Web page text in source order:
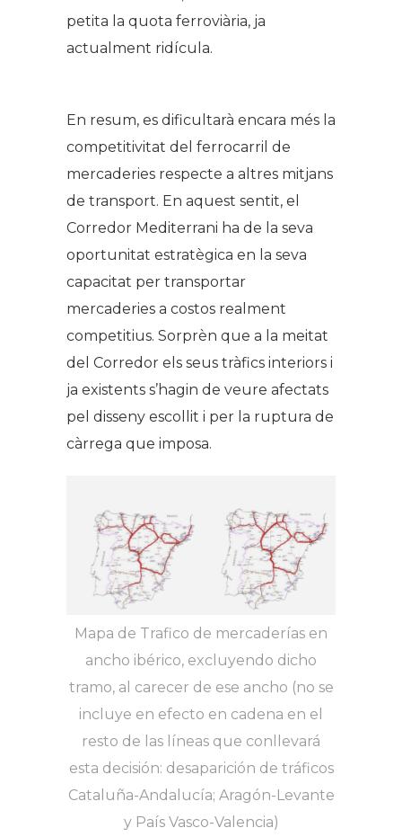
petita la quota ferroviària, ja
actualment ridícula.
En resum, es dificultarà encara més la
competitivitat del ferrocarril de
mercaderies respecte a altres mitjans
de transport. En aquest sentit, el
Corredor Mediterrani ha de la seva
oportunitat estratègica en la seva
capacitat per transportar
mercaderies a costos realment
competitius. Sorprèn que a la meitat
del Corredor els seus tràfics interiors i
ja existents s’hagin de veure afectats
pel disseny escollit i per la ruptura de
càrrega que imposa.
Mapa de Trafico de mercaderías en
ancho ibérico, excluyendo dicho
tramo, al carecer de ese ancho (no se
incluye en efecto en cadena en el
resto de las líneas que conllevará
esta decisión: desaparición de tráficos
Cataluña-Andalucía; Aragón-Levante
y País Vasco-Valencia)